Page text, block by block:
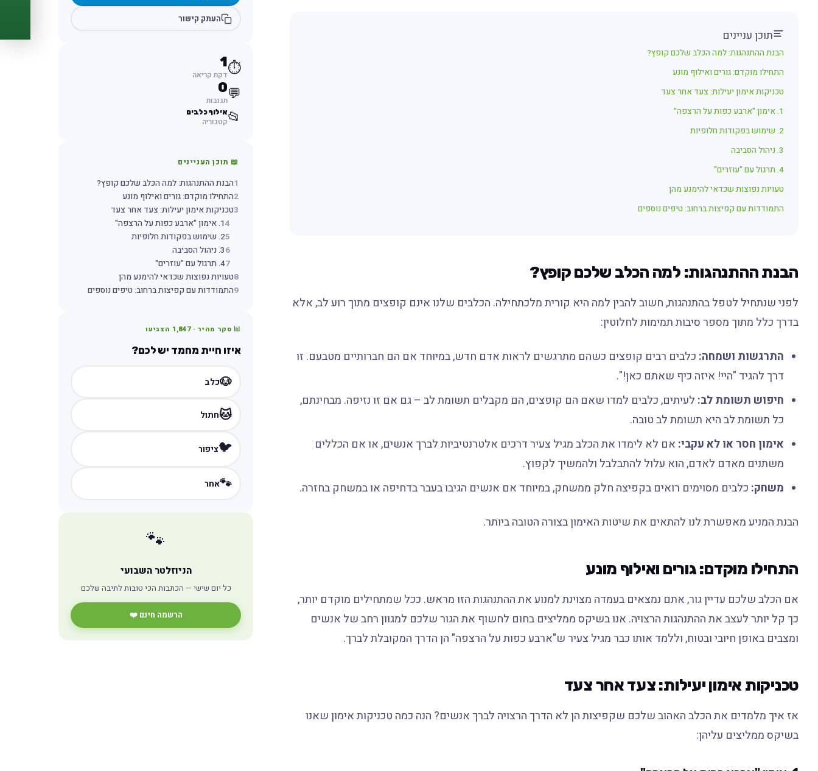
תוכן עניינים
הבנת ההתנהגות: למה הכלב שלכם קופץ?
התחילו מוקדם: גורים ואילוף מונע
טכניקות אימון יעילות: צעד אחר צעד
1. אימון "ארבע כפות על הרצפה"
2. שימוש בפקודות חלופיות
3. ניהול הסביבה
4. תרגול עם "עוזרים"
טעויות נפוצות שכדאי להימנע מהן
התמודדות עם קפיצות ברחוב: טיפים נוספים
הבנת ההתנהגות: למה הכלב שלכם קופץ?
לפני שנתחיל לטפל בהתנהגות, חשוב להבין למה היא קורית מלכתחילה. הכלבים שלנו אינם קופצים מתוך רוע לב, אלא
בדרך כלל מתוך מספר סיבות תמימות לחלוטין:
התרגשות ושמחה: כלבים רבים קופצים כשהם מתרגשים לראות אדם חדש, במיוחד אם הם חברותיים מטבעם. זו
דרך להגיד "היי! איזה כיף שאתם כאן!".
חיפוש תשומת לב: לעיתים, כלבים למדו שאם הם קופצים, הם מקבלים תשומת לב – גם אם זו נזיפה. מבחינתם,
כל תשומת לב היא תשומת לב טובה.
אימון חסר או לא עקבי: אם לא לימדו את הכלב מגיל צעיר דרכים אלטרנטיביות לברך אנשים, או אם הכללים
משתנים מאדם לאדם, הוא עלול להתבלבל ולהמשיך לקפוץ.
משחק: כלבים מסוימים רואים בקפיצה חלק ממשחק, במיוחד אם אנשים הגיבו בעבר בדחיפה או במשחק בחזרה.
הבנת המניע מאפשרת לנו להתאים את שיטות האימון בצורה הטובה ביותר.
התחילו מוקדם: גורים ואילוף מונע
אם הכלב שלכם עדיין גור, אתם נמצאים בעמדה מצוינת למנוע את ההתנהגות הזו מראש. ככל שמתחילים מוקדם יותר,
כך קל יותר לעצב את ההתנהגות הרצויה. אנו בשיקס ממליצים בחום לחשוף את הגור שלכם למגוון רחב של אנשים
ומצבים באופן חיובי ובטוח, וללמד אותו כבר מגיל צעיר ש"ארבע כפות על הרצפה" הן הדרך המקובלת לברך.
טכניקות אימון יעילות: צעד אחר צעד
אז איך מלמדים את הכלב האהוב שלכם שקפיצות הן לא הדרך הרצויה לברך אנשים? הנה כמה טכניקות אימון שאנו
בשיקס ממליצים עליהן:
העתק קישור
⏱️
1
דקת קריאה
💬
0
תגובות
📂אילוף כלבים
קטגוריה
📖 תוכן העניינים
1הבנת ההתנהגות: למה הכלב שלכם קופץ?
2התחילו מוקדם: גורים ואילוף מונע
3טכניקות אימון יעילות: צעד אחר צעד
41. אימון "ארבע כפות על הרצפה"
52. שימוש בפקודות חלופיות
63. ניהול הסביבה
74. תרגול עם "עוזרים"
8טעויות נפוצות שכדאי להימנע מהן
9התמודדות עם קפיצות ברחוב: טיפים נוספים
📊 סקר מהיר ·1,847 הצביעו
איזו חיית מחמד יש לכם?
🐶כלב
🐱חתול
🐦ציפור
🐾אחר
🐾
הניוזלטר השבועי
כל יום שישי — הכתבות הכי טובות לתיבה שלכם
הרשמה חינם ❤️